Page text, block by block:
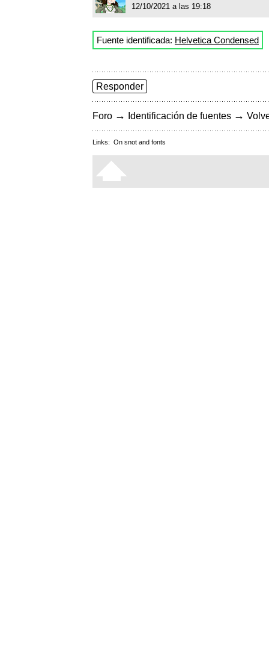
12/10/2021 a las 19:18
Fuente identificada: Helvetica Condensed
Responder
Foro → Identificación de fuentes →
Links: On snot and fonts